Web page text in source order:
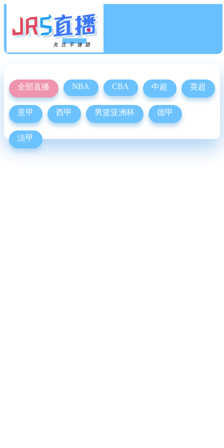
全部直播 NBA CBA 中超 英超
意甲 西甲 男篮亚洲杯 德甲
法甲